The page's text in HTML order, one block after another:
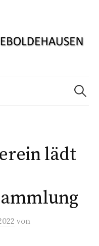
Suchen
nach:
lädt
von